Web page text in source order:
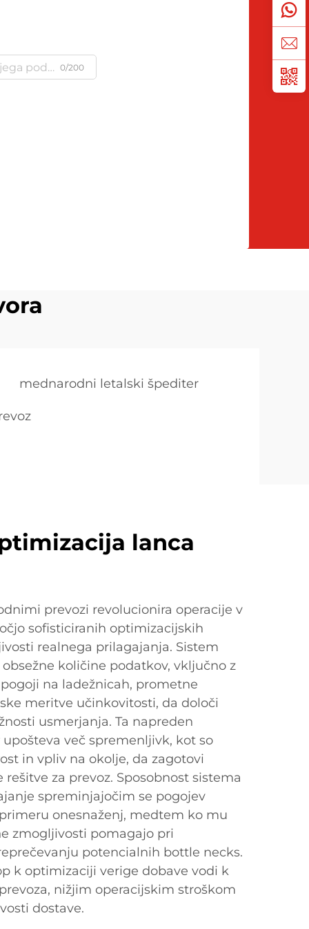
0/200
mednarodni letalski špediter
lanca
prevozi revolucionira operacije v
sofisticiranih optimizacijskih
realnega prilagajanja. Sistem
količine podatkov, vključno z
na ladežnicah, prometne
meritve učinkovitosti, da določi
usmerjanja. Ta napreden
več spremenljivk, kot so
in vpliv na okolje, da zagotovi
za prevoz. Sposobnost sistema
spreminjajočim se pogojev
onesnaženj, medtem ko mu
zmogljivosti pomagajo pri
potencialnih bottle necks.
k optimizaciji verige dobave vodi k
nižjim operacijskim stroškom
dostave.